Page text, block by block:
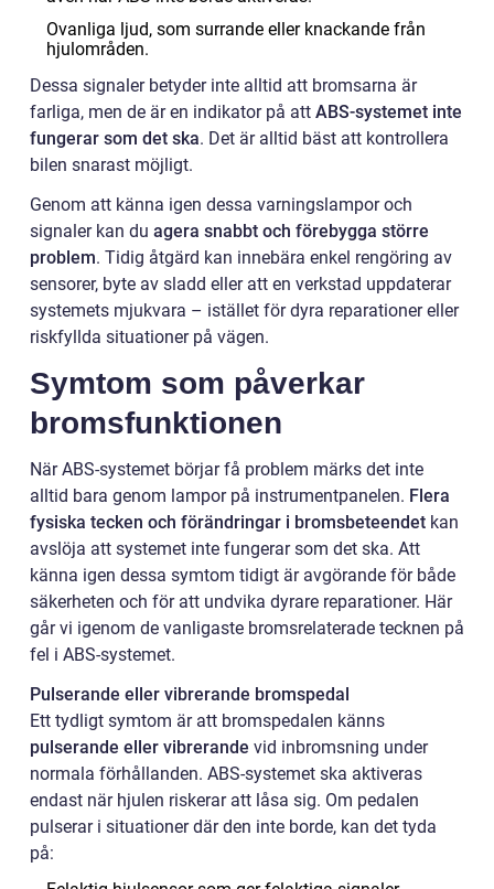
Ovanliga ljud, som surrande eller knackande från
hjulområden.
Dessa signaler betyder inte alltid att bromsarna är
farliga, men de är en indikator på att ABS-systemet inte
fungerar som det ska. Det är alltid bäst att kontrollera
bilen snarast möjligt.
Genom att känna igen dessa varningslampor och
signaler kan du agera snabbt och förebygga större
problem. Tidig åtgärd kan innebära enkel rengöring av
sensorer, byte av sladd eller att en verkstad uppdaterar
systemets mjukvara – istället för dyra reparationer eller
riskfyllda situationer på vägen.
Symtom som påverkar
bromsfunktionen
När ABS-systemet börjar få problem märks det inte
alltid bara genom lampor på instrumentpanelen. Flera
fysiska tecken och förändringar i bromsbeteendet kan
avslöja att systemet inte fungerar som det ska. Att
känna igen dessa symtom tidigt är avgörande för både
säkerheten och för att undvika dyrare reparationer. Här
går vi igenom de vanligaste bromsrelaterade tecknen på
fel i ABS-systemet.
Pulserande eller vibrerande bromspedal
Ett tydligt symtom är att bromspedalen känns
pulserande eller vibrerande vid inbromsning under
normala förhållanden. ABS-systemet ska aktiveras
endast när hjulen riskerar att låsa sig. Om pedalen
pulserar i situationer där den inte borde, kan det tyda
på: